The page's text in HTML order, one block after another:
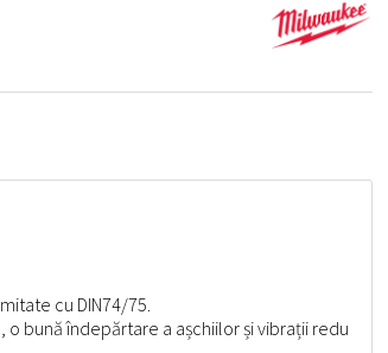
cu DIN74/75.
bună îndepărtare a așchiilor și vibrații redu